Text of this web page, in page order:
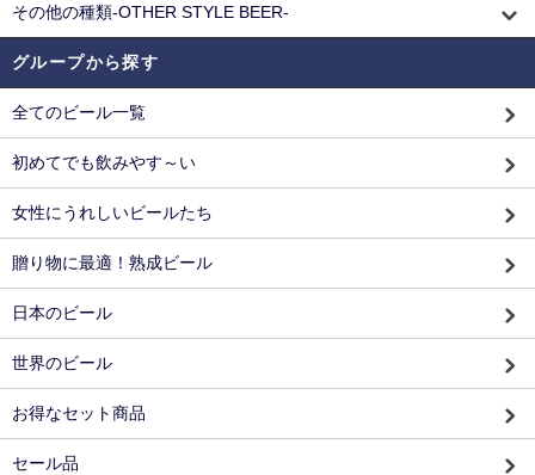
その他の種類-OTHER STYLE BEER-
グループから探す
全てのビール一覧
初めてでも飲みやす～い
女性にうれしいビールたち
贈り物に最適！熟成ビール
日本のビール
世界のビール
お得なセット商品
セール品